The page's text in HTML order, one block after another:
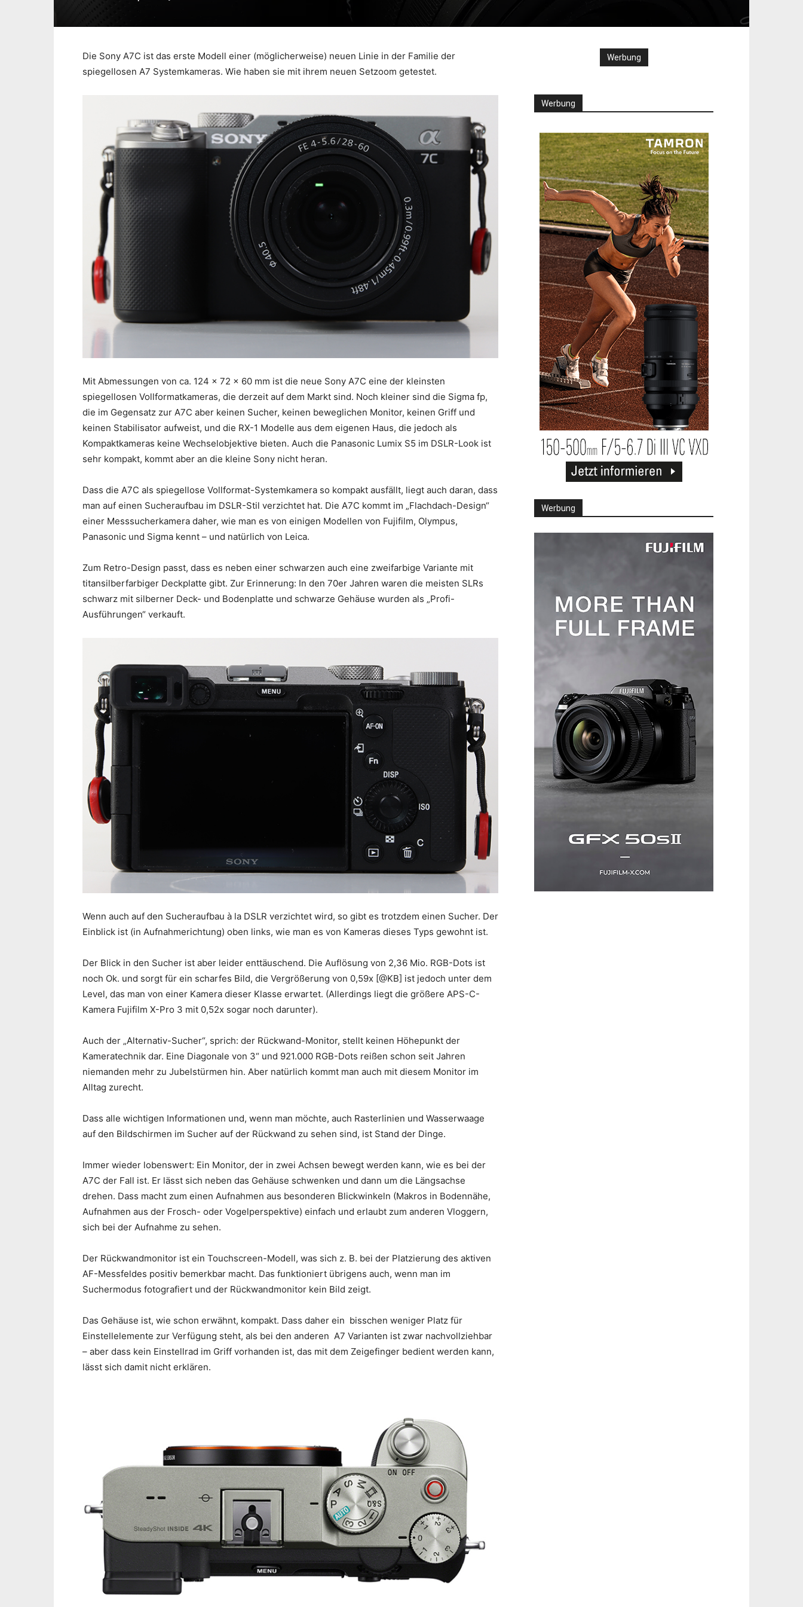
Die Sony A7C ist das erste Modell einer (möglicherweise) neuen Linie in der Familie der
spiegellosen A7 Systemkameras. Wie haben sie mit ihrem neuen Setzoom getestet.
Mit Abmessungen von ca. 124 x 72 x 60 mm ist die neue Sony A7C eine der kleinsten
spiegellosen Vollformatkameras, die derzeit auf dem Markt sind. Noch kleiner sind die Sigma fp,
die im Gegensatz zur A7C aber keinen Sucher, keinen beweglichen Monitor, keinen Griff und
keinen Stabilisator aufweist, und die RX-1 Modelle aus dem eigenen Haus, die jedoch als
Kompaktkameras keine Wechselobjektive bieten. Auch die Panasonic Lumix S5 im DSLR-Look ist
sehr kompakt, kommt aber an die kleine Sony nicht heran.
Dass die A7C als spiegellose Vollformat-Systemkamera so kompakt ausfällt, liegt auch daran, dass
man auf einen Sucheraufbau im DSLR-Stil verzichtet hat. Die A7C kommt im „Flachdach-Design“
einer Messsucherkamera daher, wie man es von einigen Modellen von Fujifilm, Olympus,
Panasonic und Sigma kennt – und natürlich von Leica.
Zum Retro-Design passt, dass es neben einer schwarzen auch eine zweifarbige Variante mit
titansilberfarbiger Deckplatte gibt. Zur Erinnerung: In den 70er Jahren waren die meisten SLRs
schwarz mit silberner Deck- und Bodenplatte und schwarze Gehäuse wurden als „Profi-
Ausführungen“ verkauft.
Wenn auch auf den Sucheraufbau à la DSLR verzichtet wird, so gibt es trotzdem einen Sucher. Der
Einblick ist (in Aufnahmerichtung) oben links, wie man es von Kameras dieses Typs gewohnt ist.
Der Blick in den Sucher ist aber leider enttäuschend. Die Auflösung von 2,36 Mio. RGB-Dots ist
noch Ok. und sorgt für ein scharfes Bild, die Vergrößerung von 0,59x [@KB] ist jedoch unter dem
Level, das man von einer Kamera dieser Klasse erwartet. (Allerdings liegt die größere APS-C-
Kamera Fujifilm X-Pro 3 mit 0,52x sogar noch darunter).
Auch der „Alternativ-Sucher“, sprich: der Rückwand-Monitor, stellt keinen Höhepunkt der
Kameratechnik dar. Eine Diagonale von 3“ und 921.000 RGB-Dots reißen schon seit Jahren
niemanden mehr zu Jubelstürmen hin. Aber natürlich kommt man auch mit diesem Monitor im
Alltag zurecht.
Dass alle wichtigen Informationen und, wenn man möchte, auch Rasterlinien und Wasserwaage
auf den Bildschirmen im Sucher auf der Rückwand zu sehen sind, ist Stand der Dinge.
Immer wieder lobenswert: Ein Monitor, der in zwei Achsen bewegt werden kann, wie es bei der
A7C der Fall ist. Er lässt sich neben das Gehäuse schwenken und dann um die Längsachse
drehen. Dass macht zum einen Aufnahmen aus besonderen Blickwinkeln (Makros in Bodennähe,
Aufnahmen aus der Frosch- oder Vogelperspektive) einfach und erlaubt zum anderen Vloggern,
sich bei der Aufnahme zu sehen.
Der Rückwandmonitor ist ein Touchscreen-Modell, was sich z. B. bei der Platzierung des aktiven
AF-Messfeldes positiv bemerkbar macht. Das funktioniert übrigens auch, wenn man im
Suchermodus fotografiert und der Rückwandmonitor kein Bild zeigt.
Das Gehäuse ist, wie schon erwähnt, kompakt. Dass daher ein bisschen weniger Platz für
Einstellelemente zur Verfügung steht, als bei den anderen A7 Varianten ist zwar nachvollziehbar
– aber dass kein Einstellrad im Griff vorhanden ist, das mit dem Zeigefinger bedient werden kann,
lässt sich damit nicht erklären.
Werbung
Werbung
Werbung